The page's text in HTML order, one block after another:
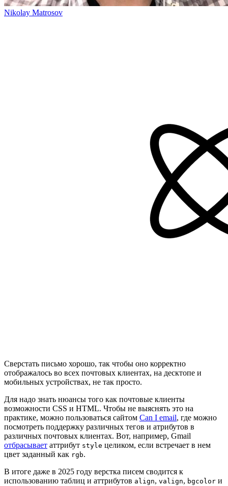
Nikolay Matrosov
Сверстать письмо хорошо, так чтобы оно корректно
отображалось во всех почтовых клиентах, на десктопе и
мобильных устройствах, не так просто.
Для надо знать нюансы того как почтовые клиенты
возможности CSS и HTML. Чтобы не выяснять это на
практике, можно пользоваться сайтом Can I email, где можно
посмотреть поддержку различных тегов и атрибутов в
различных почтовых клиентах. Вот, например, Gmail
отбрасывает аттрибут style целиком, если встречает в нем
цвет заданный как rgb.
В итоге даже в 2025 году верстка писем сводится к
использованию таблиц и аттрибутов align, valign, bgcolor и